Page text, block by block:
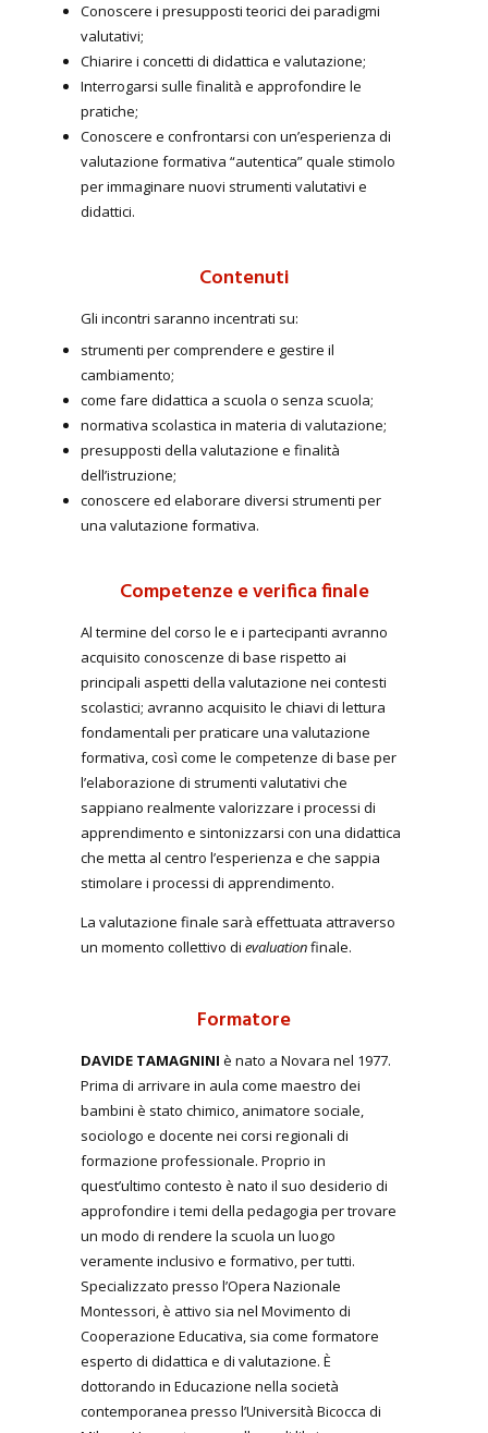
Conoscere i presupposti teorici dei paradigmi
valutativi;
Chiarire i concetti di didattica e valutazione;
Interrogarsi sulle finalità e approfondire le
pratiche;
Conoscere e confrontarsi con un’esperienza di
valutazione formativa “autentica” quale stimolo
per immaginare nuovi strumenti valutativi e
didattici.
Contenuti
Gli incontri saranno incentrati su:
strumenti per comprendere e gestire il
cambiamento;
come fare didattica a scuola o senza scuola;
normativa scolastica in materia di valutazione;
presupposti della valutazione e finalità
dell’istruzione;
conoscere ed elaborare diversi strumenti per
una valutazione formativa.
Competenze e verifica finale
Al termine del corso le e i partecipanti avranno
acquisito conoscenze di base rispetto ai
principali aspetti della valutazione nei contesti
scolastici; avranno acquisito le chiavi di lettura
fondamentali per praticare una valutazione
formativa, così come le competenze di base per
l’elaborazione di strumenti valutativi che
sappiano realmente valorizzare i processi di
apprendimento e sintonizzarsi con una didattica
che metta al centro l’esperienza e che sappia
stimolare i processi di apprendimento.
La valutazione finale sarà effettuata attraverso
un momento collettivo di evaluationfinale.
Formatore
DAVIDE TAMAGNINI è nato a Novara nel 1977.
Prima di arrivare in aula come maestro dei
bambini è stato chimico, animatore sociale,
sociologo e docente nei corsi regionali di
formazione professionale. Proprio in
quest’ultimo contesto è nato il suo desiderio di
approfondire i temi della pedagogia per trovare
un modo di rendere la scuola un luogo
veramente inclusivo e formativo, per tutti.
Specializzato presso l’Opera Nazionale
Montessori, è attivo sia nel Movimento di
Cooperazione Educativa, sia come formatore
esperto di didattica e di valutazione. È
dottorando in Educazione nella società
contemporanea presso l’Università Bicocca di